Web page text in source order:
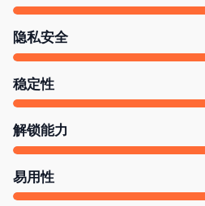
隐私安全
稳定性
解锁能力
易用性